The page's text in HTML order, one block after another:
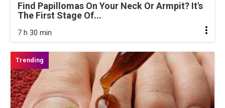
Find Papillomas On Your Neck Or Armpit? It's
The First Stage Of...
7 h 30 min